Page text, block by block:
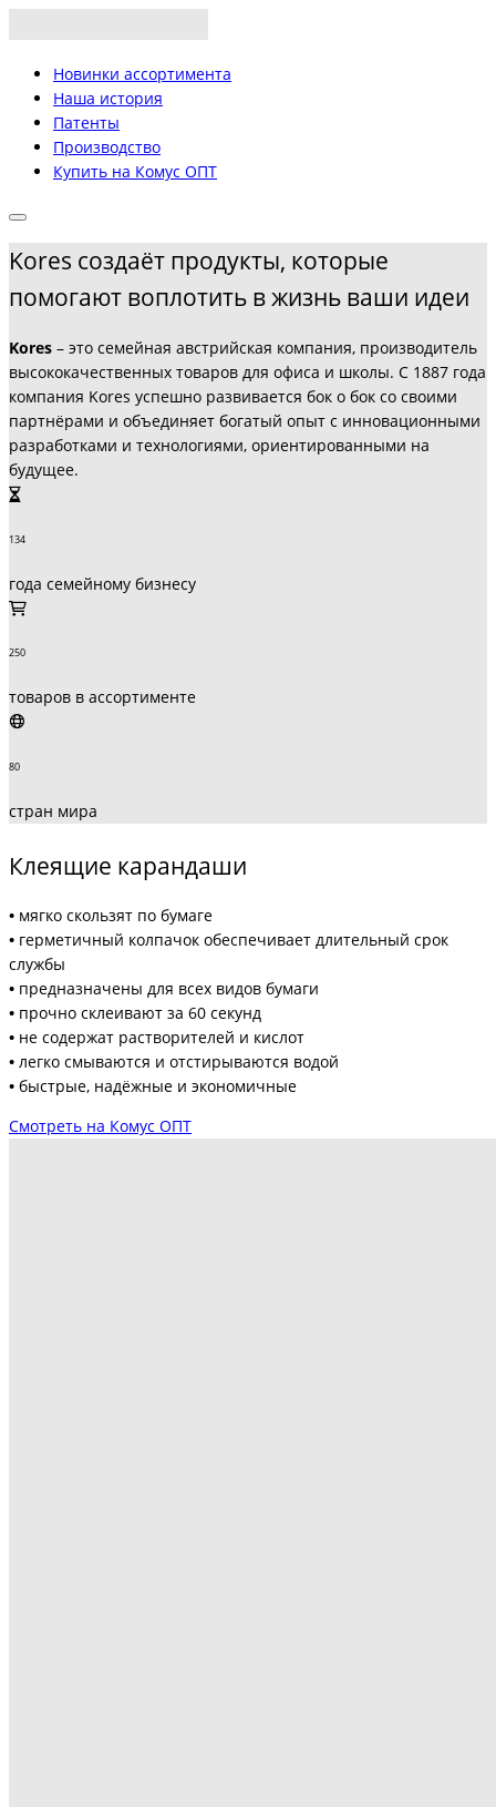
Новинки ассортимента
Наша история
Патенты
Производство
Купить на Комус ОПТ
Kores создаёт продукты, которые
помогают воплотить в жизнь ваши идеи
Kores – это семейная австрийская компания, производитель
высококачественных товаров для офиса и школы. С 1887 года
компания Kores успешно развивается бок о бок со своими
партнёрами и объединяет богатый опыт с инновационными
разработками и технологиями, ориентированными на
будущее.
134
года семейному бизнесу
250
товаров в ассортименте
80
стран мира
Клеящие карандаши
• мягко скользят по бумаге
• герметичный колпачок обеспечивает длительный срок
службы
• предназначены для всех видов бумаги
• прочно склеивают за 60 секунд
• не содержат растворителей и кислот
• легко смываются и отстирываются водой
• быстрые, надёжные и экономичные
Смотреть на Комус ОПТ